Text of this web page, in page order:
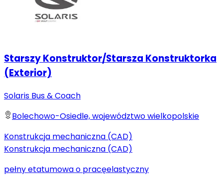
Starszy Konstruktor/Starsza Konstruktorka
(Exterior)
Solaris Bus & Coach
Bolechowo-Osiedle, województwo wielkopolskie
Konstrukcja mechaniczna (CAD)
Konstrukcja mechaniczna (CAD)
pełny etatumowa o pracęelastyczny